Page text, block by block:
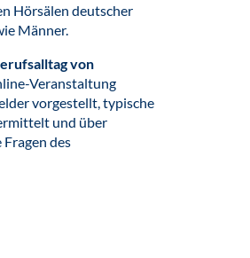
Hörsälen deutscher
Männer.
von
Veranstaltung
vorgestellt, typische
und über
des